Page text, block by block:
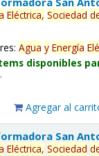
Eléctrica, Sociedad
Agua y Energía
disponibles
Agregar al
San
Eléctrica, Sociedad